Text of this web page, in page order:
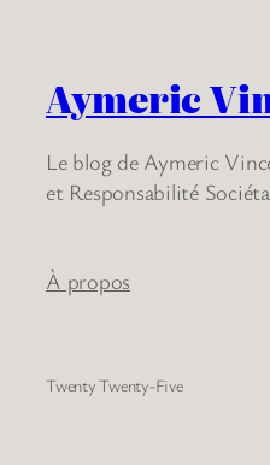
Aymeric
Le blog de Aymeric
et Responsabilité
À propos
Twenty Twenty-Five